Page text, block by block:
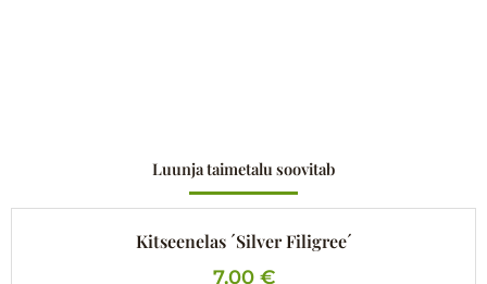
Luunja taimetalu soovitab
Kitseenelas ´Silver Filigree´
7,00 €